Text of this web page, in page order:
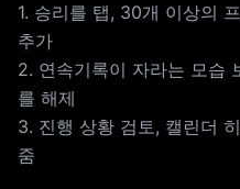
1. 승리를 탭, 30개 이상의
추가
2. 연속기록이 자라는 모습
를 해제
3. 진행 상황 검토, 캘린더
줌